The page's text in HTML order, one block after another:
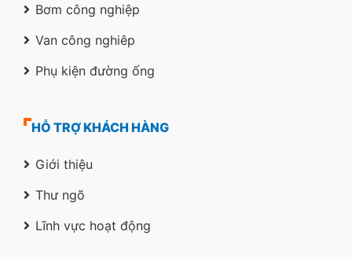
Bơm công nghiệp
Van công nghiêp
Phụ kiện đường ống
HỖ TRỢ KHÁCH HÀNG
Giới thiệu
Thư ngõ
Lĩnh vực hoạt động